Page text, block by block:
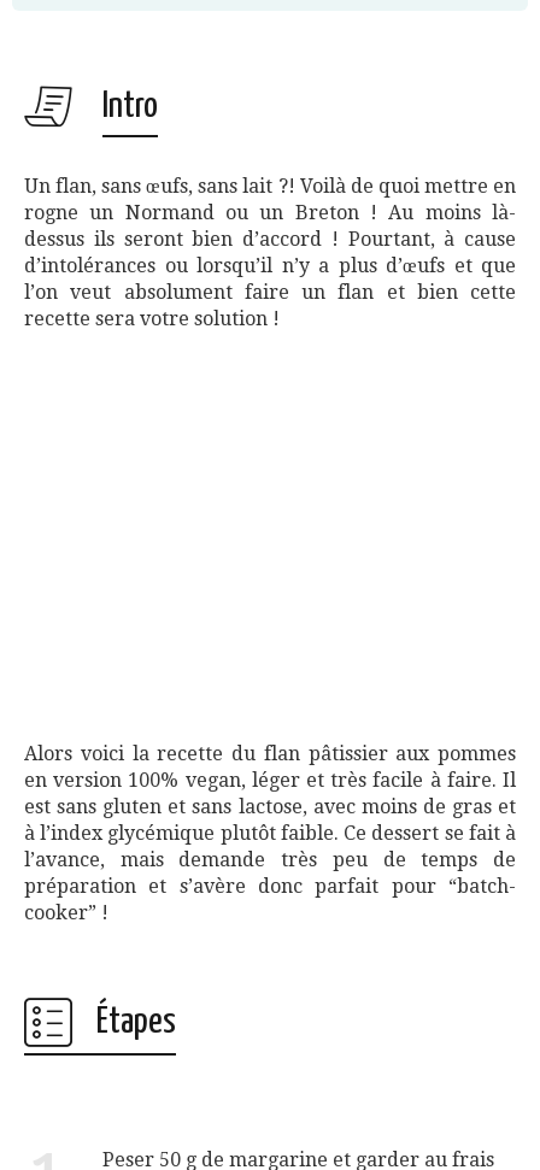
Intro
Un flan, sans œufs, sans lait ?! Voilà de quoi mettre en
rogne un Normand ou un Breton ! Au moins là-
dessus ils seront bien d’accord ! Pourtant, à cause
d’intolérances ou lorsqu’il n’y a plus d’œufs et que
l’on veut absolument faire un flan et bien cette
recette sera votre solution !
Alors voici la recette du flan pâtissier aux pommes
en version 100% vegan, léger et très facile à faire. Il
est sans gluten et sans lactose, avec moins de gras et
à l’index glycémique plutôt faible. Ce dessert se fait à
l’avance, mais demande très peu de temps de
préparation et s’avère donc parfait pour “batch-
cooker” !
Étapes
Peser 50 g de margarine et garder au frais